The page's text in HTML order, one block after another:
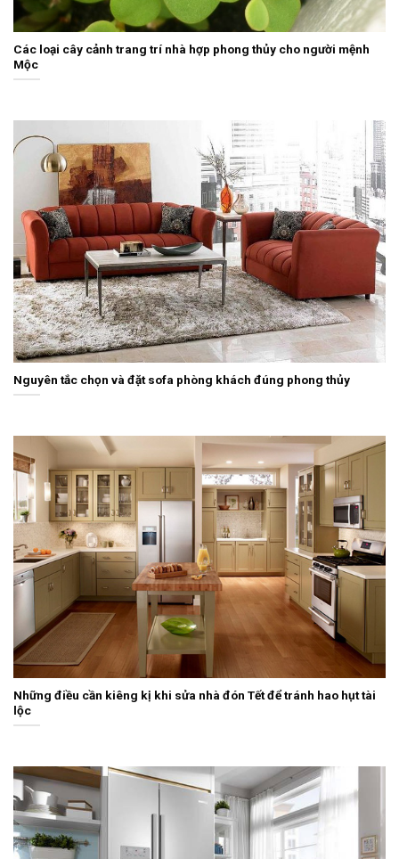
Các loại cây cảnh trang trí nhà hợp phong thủy cho người mệnh
Mộc
Nguyên tắc chọn và đặt sofa phòng khách đúng phong thủy
Những điều cần kiêng kị khi sửa nhà đón Tết để tránh hao hụt tài
lộc